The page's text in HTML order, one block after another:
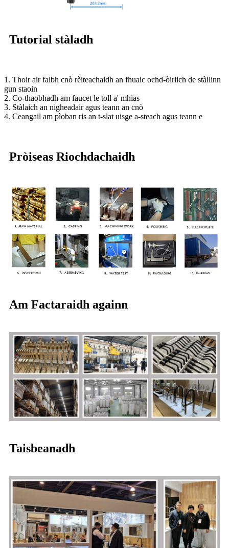
Tutorial stàladh
1. Thoir air falbh cnò rèiteachaidh an fhuaic ochd-òirlich de stàilinn
gun staoin
2. Co-thaobhadh am faucet le toll a' mhias
3. Stàlaich an nigheadair agus teann an cnò
4. Ceangail am pìoban ris an t-slat uisge a-steach agus teann e
Pròiseas Riochdachaidh
Am Factaraidh againn
Taisbeanadh